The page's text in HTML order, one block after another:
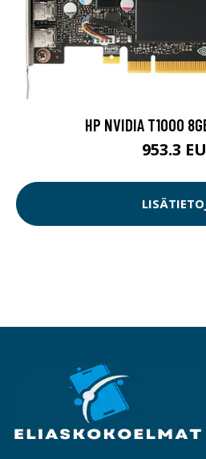
HP NVIDIA T1000
953.3